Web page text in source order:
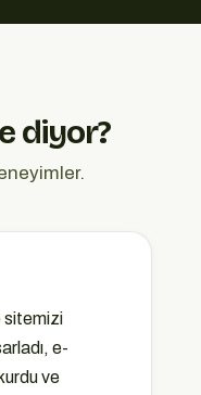
diyor?
sitemizi
e-
ve